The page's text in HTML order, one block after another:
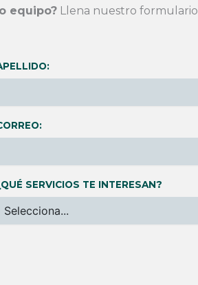
equipo? Llena nuestro formulario
SERVICIOS TE INTERESAN?